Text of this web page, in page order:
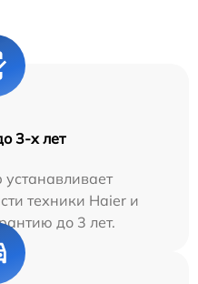
3-х лет
техники Haier и
до 3 лет.